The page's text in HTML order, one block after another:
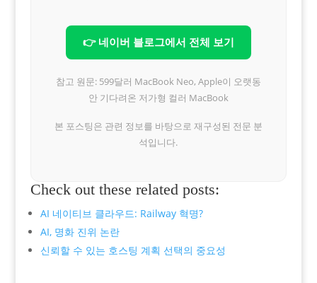
👉 네이버 블로그에서 전체 보기
참고 원문: 599달러 MacBook Neo, Apple이 오랫동
안 기다려온 저가형 컬러 MacBook
본 포스팅은 관련 정보를 바탕으로 재구성된 전문 분
석입니다.
Check out these related posts:
AI 네이티브 클라우드: Railway 혁명?
AI, 명화 진위 논란
신뢰할 수 있는 호스팅 계획 선택의 중요성